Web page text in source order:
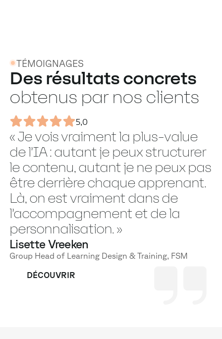
TÉMOIGNAGES
Des résultats concrets
obtenus par nos clients
5,0
« Je vois vraiment la plus-value
de l’IA : autant je peux structurer
le contenu, autant je ne peux pas
être derrière chaque apprenant.
Là, on est vraiment dans de
l’accompagnement et de la
personnalisation. »
Lisette Vreeken
Group Head of Learning Design & Training, FSM
DÉCOUVRIR